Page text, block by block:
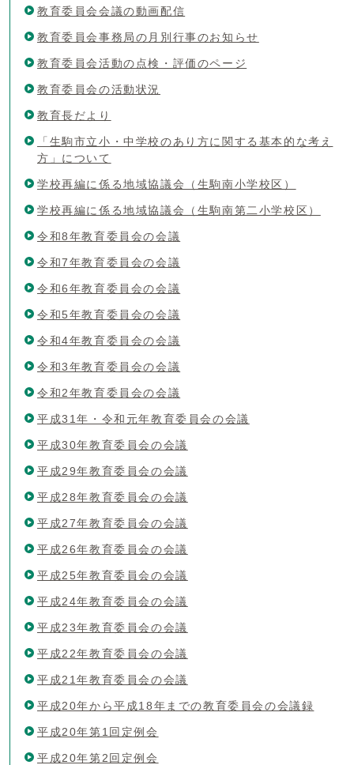
教育委員会会議の動画配信
教育委員会事務局の月別行事のお知らせ
教育委員会活動の点検・評価のページ
教育委員会の活動状況
教育長だより
「生駒市立小・中学校のあり方に関する基本的な考え
方」について
学校再編に係る地域協議会（生駒南小学校区）
学校再編に係る地域協議会（生駒南第二小学校区）
令和8年教育委員会の会議
令和7年教育委員会の会議
令和6年教育委員会の会議
令和5年教育委員会の会議
令和4年教育委員会の会議
令和3年教育委員会の会議
令和2年教育委員会の会議
平成31年・令和元年教育委員会の会議
平成30年教育委員会の会議
平成29年教育委員会の会議
平成28年教育委員会の会議
平成27年教育委員会の会議
平成26年教育委員会の会議
平成25年教育委員会の会議
平成24年教育委員会の会議
平成23年教育委員会の会議
平成22年教育委員会の会議
平成21年教育委員会の会議
平成20年から平成18年までの教育委員会の会議録
平成20年第1回定例会
平成20年第2回定例会